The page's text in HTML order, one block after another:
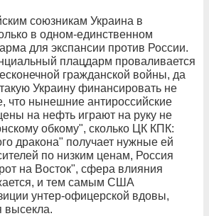
союзникам Украина в
в одном-единственном
для экспансии против России.
плацдарм проваливается
гражданской войны, да
Украину финансировать не
что нынешние антироссийские
на нефть играют на руку не
обкому", сколько ЦК КПК:
дракона" получает нужные ей
по низким ценам, Россия
на Восток", сфера влияния
и тем самым США
унтер-офицерской вдовы,
высекла.